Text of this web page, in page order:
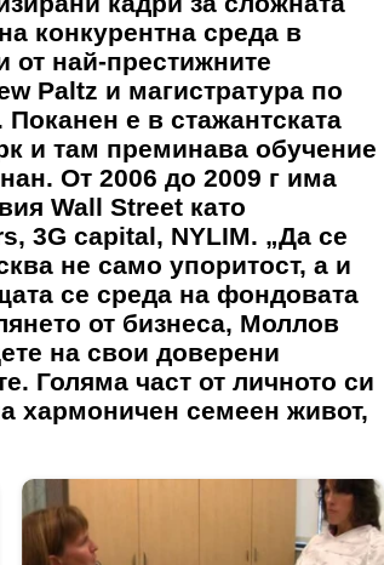
конкурентна среда в
от най-престижните
Paltz и магистратура по
е в стажантската
и там преминава обучение
От 2006 до 2009 г има
Wall Street като
3G capital, NYLIM. „Да се
не само упоритост, а и
се среда на фондовата
от бизнеса, Моллов
на свои доверени
Голяма част от личното си
хармоничен семеен живот,